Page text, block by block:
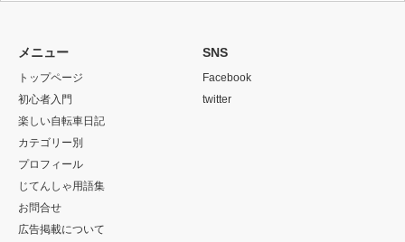
メニュー
トップページ
初心者入門
楽しい自転車日記
カテゴリー別
プロフィール
じてんしゃ用語集
お問合せ
広告掲載について
SNS
Facebook
twitter